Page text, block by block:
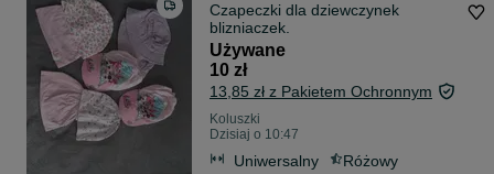
Czapeczki dla dziewczynek
blizniaczek.
Używane
10 zł
13,85 zł z Pakietem Ochronnym
Koluszki
Dzisiaj o 10:47
Uniwersalny Różowy